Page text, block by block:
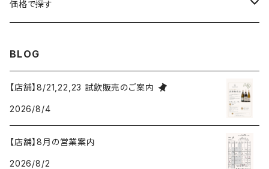
ジャン・ラルマン
ドゥラモット
コトーシャンプノワ
ジュラ・サヴォワ
オーストリア
オレゴン州
ワシントン州
ロワール
ジュラ・サヴォワ
シャンパーニュ
プロヴァンス
アメリカ
ワシントン州
カリフォルニア州
シャンパーニュセット
アメリカ
ワシントン州
カリフォルニア州
スロヴァキア
価格で探す
5,000円～6,999円
7,000円～9,999円
BLOG
【店舗】8/21,22,23 試飲販売のご案内
2026/8/4
【店舗】8月の営業案内
2026/8/2